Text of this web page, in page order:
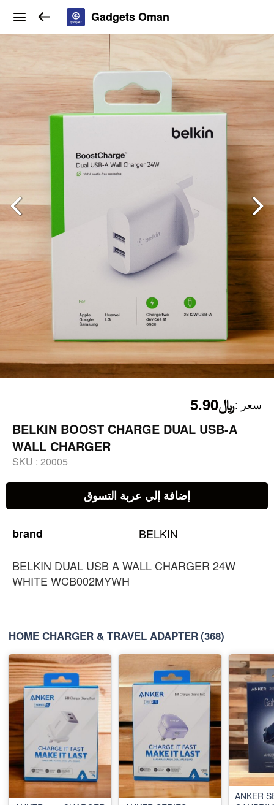
Gadgets Oman
سعر :﷼5.90
BELKIN BOOST CHARGE DUAL USB-A
WALL CHARGER
SKU : 20005
إضافة إلي عربة التسوق
brand
BELKIN
BELKIN DUAL USB A WALL CHARGER 24W
WHITE WCB002MYWH
HOME CHARGER & TRAVEL ADAPTER(368)
ANKER